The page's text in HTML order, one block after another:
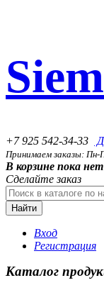
+7 925 542-34-33
Принимаем заказы:
В корзине пока
Сделайте заказ
Найти
Вход
Регистрация
Каталог